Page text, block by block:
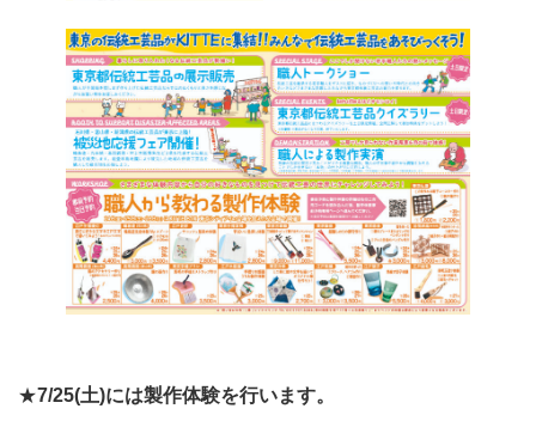
★7/25(土)には製作体験を行います。